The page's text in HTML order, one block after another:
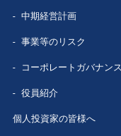
数字で見る
中期経営計画
事業等のリスク
コーポレートガバナンス
役員紹介
個人投資家の皆様へ